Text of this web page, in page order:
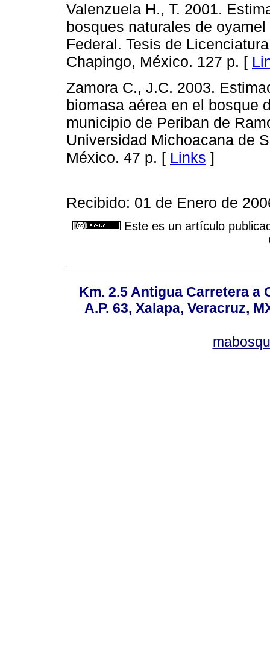
Valenzuela H., T. 2001.
bosques naturales de
Federal. Tesis de
Chapingo, México. 127 p. [
Zamora C., J.C. 2003.
biomasa aérea en el bosque
municipio de Periban de
Universidad Michoacana de
México. 47 p. [ Links ]
Recibido: 01 de Enero de
Este es un artículo
Km. 2.5 Antigua Carretera a
A.P. 63, Xalapa, Veracruz,